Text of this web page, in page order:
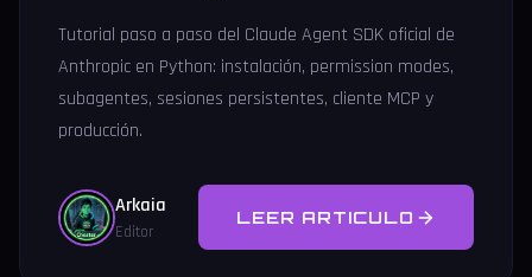
Tutorial paso a paso del Claude Agent SDK oficial de
Anthropic en Python: instalación, permission modes,
subagentes, sesiones persistentes, cliente MCP y
producción.
Arkaia
Editor
LEER ARTICULO